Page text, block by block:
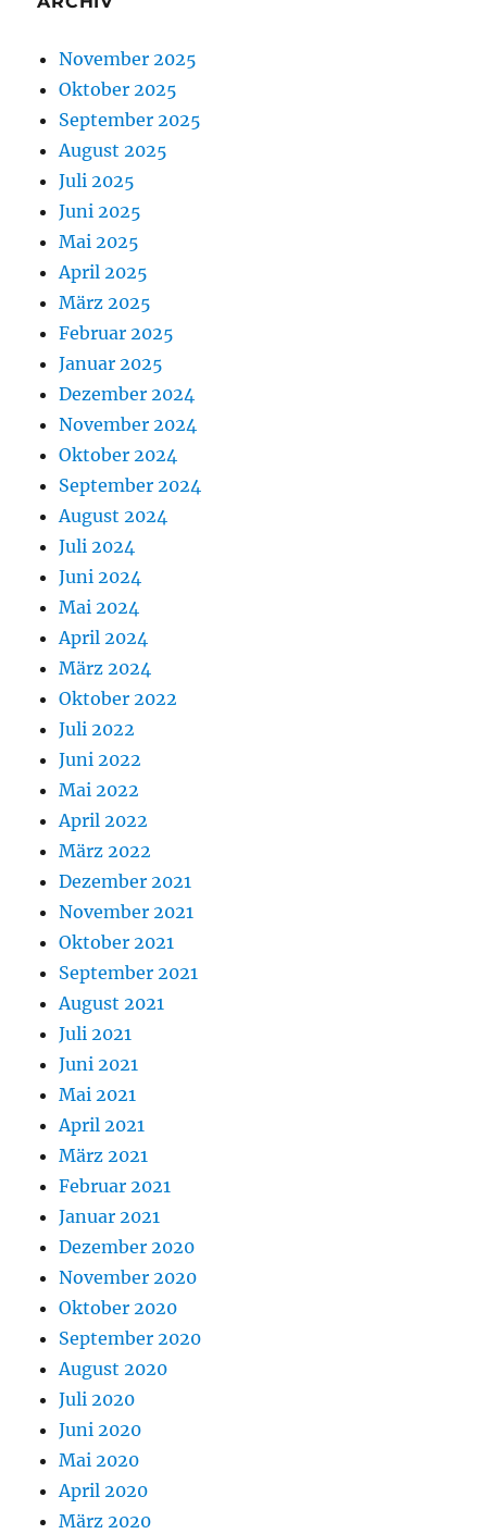
November 2025
Oktober 2025
September 2025
August 2025
Juli 2025
Juni 2025
Mai 2025
April 2025
März 2025
Februar 2025
Januar 2025
Dezember 2024
November 2024
Oktober 2024
September 2024
August 2024
Juli 2024
Juni 2024
Mai 2024
April 2024
März 2024
Oktober 2022
Juli 2022
Juni 2022
Mai 2022
April 2022
März 2022
Dezember 2021
November 2021
Oktober 2021
September 2021
August 2021
Juli 2021
Juni 2021
Mai 2021
April 2021
März 2021
Februar 2021
Januar 2021
Dezember 2020
November 2020
Oktober 2020
September 2020
August 2020
Juli 2020
Juni 2020
Mai 2020
April 2020
März 2020